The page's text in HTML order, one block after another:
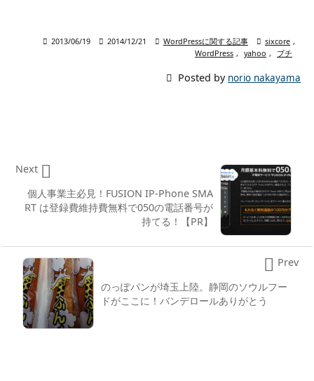
 2013/06/19  2014/12/21  WordPressに関する記事  sixcore ,
WordPress , yahoo , プチ
 Posted by norio nakayama
個人事業主必見！FUSION IP-Phone SMA
RT は登録費維持費無料で050の電話番号が
持てる！【PR】

Next
のっぽパンが埼玉上陸。静岡のソウルフー
ドがここに！バンデロールありがとう
 Prev